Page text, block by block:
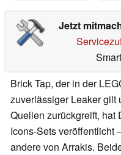
Jetzt
Brick Tap, der in der
zuverlässiger Leaker gilt
Quellen zurückgreift, hat
Icons-Sets veröffentlicht
andere von Arrakis.